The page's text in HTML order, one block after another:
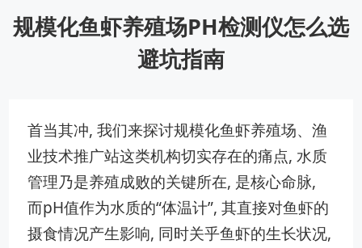
规模化鱼虾养殖场PH检测仪怎么选
避坑指南
首当​其冲⁠, 我们来‍探讨规模化鱼虾⁠养‍殖场、渔
业技术推广站这类​机构切‍实存在的痛点, 水质
管理乃是养殖成败的关键所在‍, ‌是核心命脉,
‍而pH值作为水质的“体温计”, 其​直接对鱼虾的
摄食情况产生影响, ⁠同时关乎鱼虾的生‌长状况,